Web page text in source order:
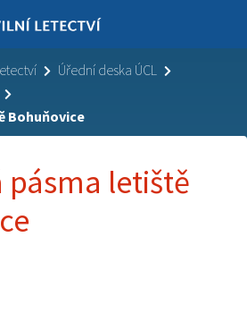
Úřední deska ÚCL
Bohuňovice
pásma letiště